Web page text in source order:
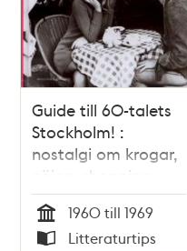
Guide till 60-talets
Stockholm! :
nostalgi om krogar,
nöjen, shopping,
händelser och
människor för inte
så länge sen /
Tid
1960 till 1969
Litteraturtips